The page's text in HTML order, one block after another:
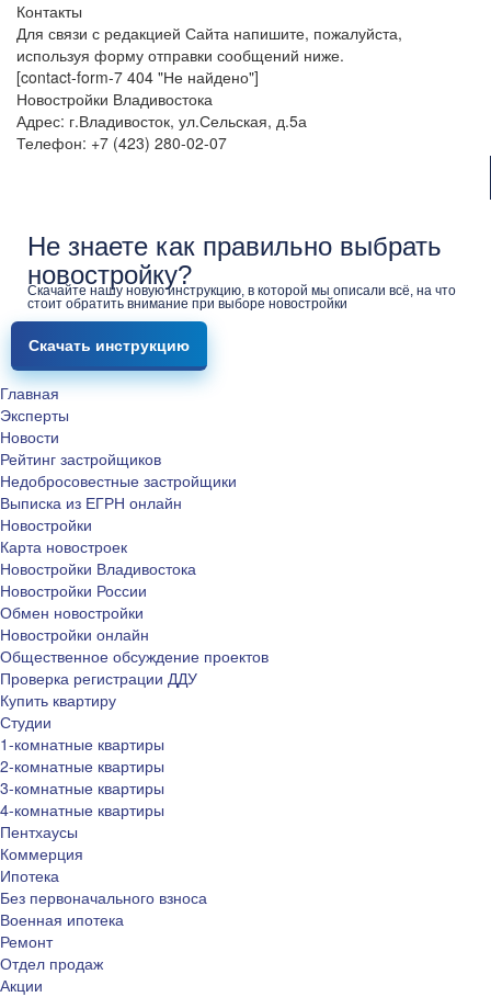
Контакты
Для связи с редакцией Сайта напишите, пожалуйста,
используя форму отправки сообщений ниже.
[contact-form-7 404 "Не найдено"]
Новостройки Владивостока
Адрес: г.Владивосток, ул.Сельская, д.5а
Телефон: +7 (423) 280-02-07
Не знаете как правильно выбрать
новостройку?
Скачайте нашу новую инструкцию, в которой мы описали всё, на что
стоит обратить внимание при выборе новостройки
Скачать инструкцию
Главная
Эксперты
Новости
Рейтинг застройщиков
Недобросовестные застройщики
Выписка из ЕГРН онлайн
Новостройки
Карта новостроек
Новостройки Владивостока
Новостройки России
Обмен новостройки
Новостройки онлайн
Общественное обсуждение проектов
Проверка регистрации ДДУ
Купить квартиру
Студии
1-комнатные квартиры
2-комнатные квартиры
3-комнатные квартиры
4-комнатные квартиры
Пентхаусы
Коммерция
Ипотека
Без первоначального взноса
Военная ипотека
Ремонт
Отдел продаж
Акции